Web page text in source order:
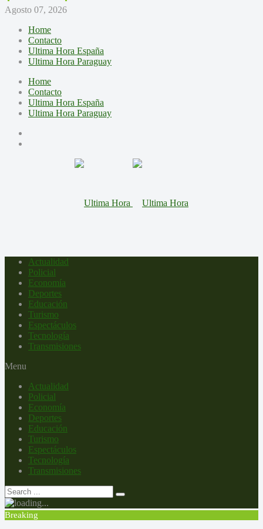
Agosto 07, 2026
Home
Contacto
Ultima Hora España
Ultima Hora Paraguay
Home
Contacto
Ultima Hora España
Ultima Hora Paraguay
Actualidad
Policial
Economía
Deportes
Educación
Turismo
Espectáculos
Tecnología
Transmisiones
Menu
Actualidad
Policial
Economía
Deportes
Educación
Turismo
Espectáculos
Tecnología
Transmisiones
Breaking